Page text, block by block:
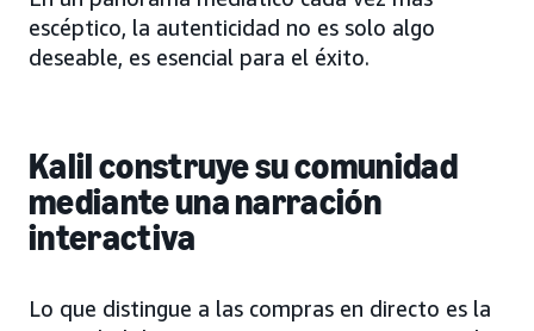
escéptico, la autenticidad no es solo algo
deseable, es esencial para el éxito.
Kalil construye su comunidad
mediante una narración
interactiva
Lo que distingue a las compras en directo es la